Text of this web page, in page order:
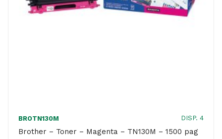
BROTN130M DISP. 4
Brother – Toner – Magenta – TN130M – 1500 pag